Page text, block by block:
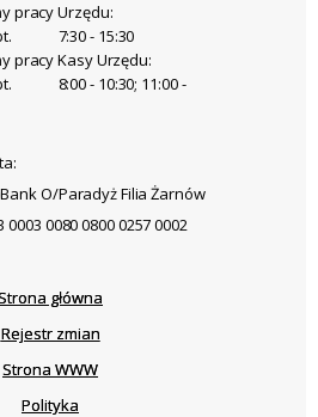
pracy Urzędu:
7:30 - 15:30
pracy Kasy Urzędu:
8:00 - 10:30; 11:00 -
O/Paradyż Filia Żarnów
0003 0080 0800 0257 0002
główna
Rejestr zmian
Strona WWW
Polityka